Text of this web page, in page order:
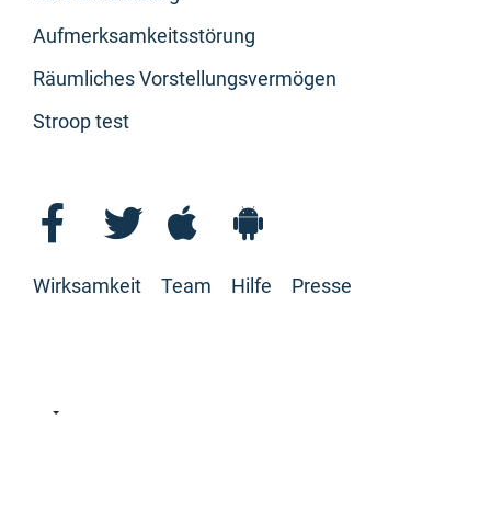
Aufmerksamkeitsstörung
Räumliches Vorstellungsvermögen
Stroop test
Wirksamkeit Team Hilfe Presse